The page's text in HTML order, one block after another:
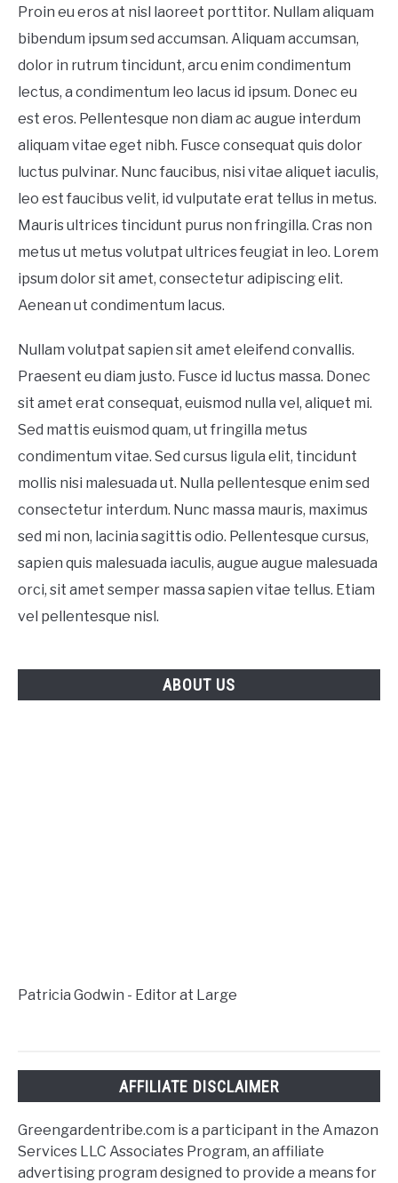
Proin eu eros at nisl laoreet porttitor. Nullam aliquam
bibendum ipsum sed accumsan. Aliquam accumsan,
dolor in rutrum tincidunt, arcu enim condimentum
lectus, a condimentum leo lacus id ipsum. Donec eu
est eros. Pellentesque non diam ac augue interdum
aliquam vitae eget nibh. Fusce consequat quis dolor
luctus pulvinar. Nunc faucibus, nisi vitae aliquet iaculis,
leo est faucibus velit, id vulputate erat tellus in metus.
Mauris ultrices tincidunt purus non fringilla. Cras non
metus ut metus volutpat ultrices feugiat in leo. Lorem
ipsum dolor sit amet, consectetur adipiscing elit.
Aenean ut condimentum lacus.
Nullam volutpat sapien sit amet eleifend convallis.
Praesent eu diam justo. Fusce id luctus massa. Donec
sit amet erat consequat, euismod nulla vel, aliquet mi.
Sed mattis euismod quam, ut fringilla metus
condimentum vitae. Sed cursus ligula elit, tincidunt
mollis nisi malesuada ut. Nulla pellentesque enim sed
consectetur interdum. Nunc massa mauris, maximus
sed mi non, lacinia sagittis odio. Pellentesque cursus,
sapien quis malesuada iaculis, augue augue malesuada
orci, sit amet semper massa sapien vitae tellus. Etiam
vel pellentesque nisl.
ABOUT US
Patricia Godwin - Editor at Large
AFFILIATE DISCLAIMER
Greengardentribe.com is a participant in the Amazon
Services LLC Associates Program, an affiliate
advertising program designed to provide a means for